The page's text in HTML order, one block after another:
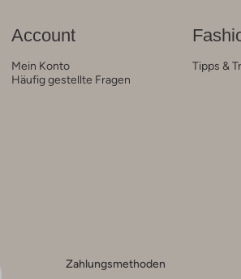
Account
Mein Konto
Häufig gestellte Fragen
Tipps &
Zahlungsmethoden